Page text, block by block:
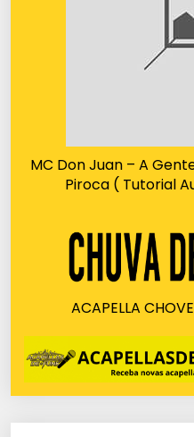
MC Don Juan – A
Piroca ( Tutorial
ACAPELLA